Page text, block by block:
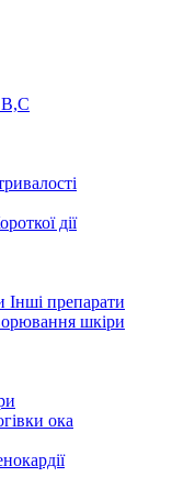
В,С
дії
Інші препарати
шкіри
ока